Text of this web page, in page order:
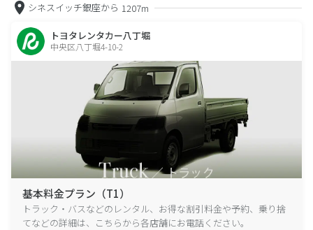
シネスイッチ銀座から 1207m
トヨタレンタカー八丁堀
中央区八丁堀4-10-2
基本料金プラン（T1）
トラック・バスなどのレンタル、お得な割引料金や予約、乗り捨
てなどの詳細は、こちらから各店舗にお電話ください。